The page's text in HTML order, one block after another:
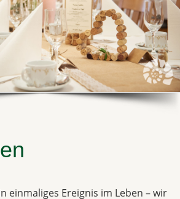
einmaliges Ereignis im Leben – wir